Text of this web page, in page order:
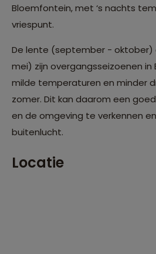
Bloemfontein, met ‘s nachts
vriespunt.
De lente (september -
mei) zijn overgangsseizoenen
milde temperaturen en minder
zomer. Dit kan daarom een
en de omgeving te verkennen
buitenlucht.
Locatie